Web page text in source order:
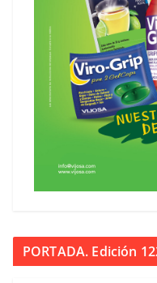
PORTADA. Edición